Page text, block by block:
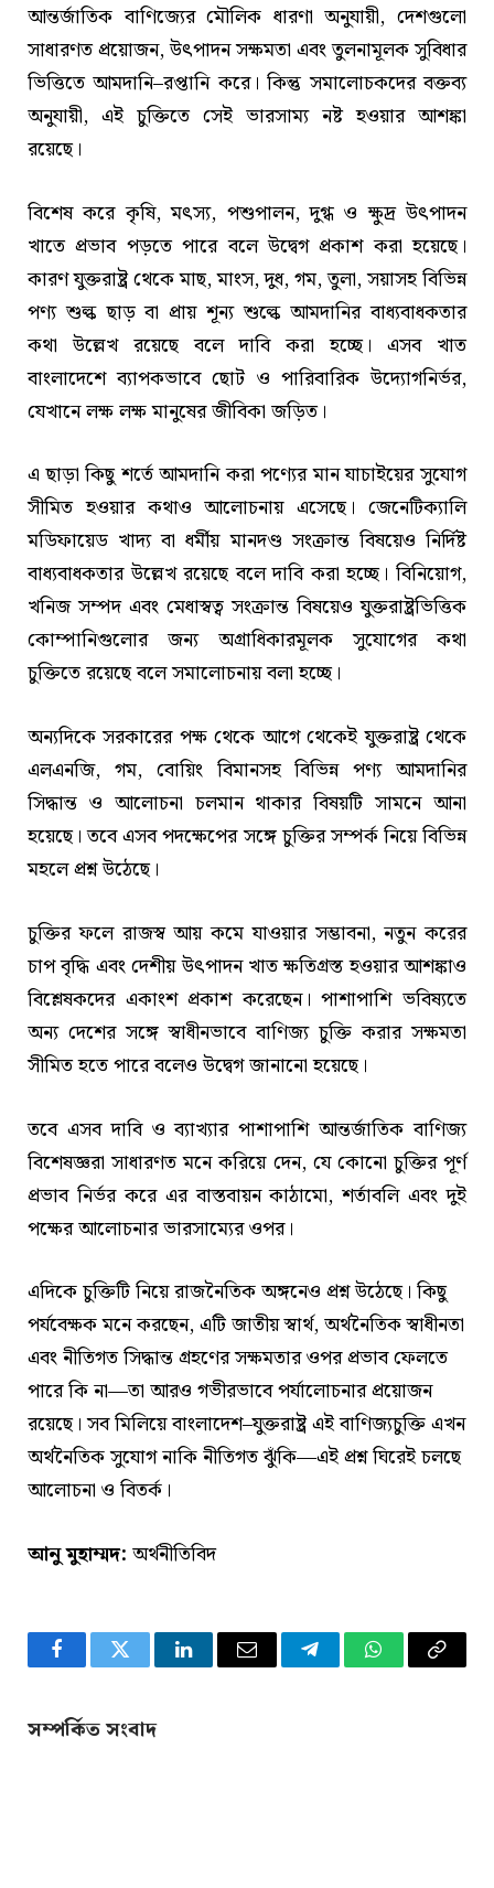
আন্তর্জাতিক বাণিজ্যের মৌলিক ধারণা অনুযায়ী, দেশগুলো
সাধারণত প্রয়োজন, উৎপাদন সক্ষমতা এবং তুলনামূলক সুবিধার
ভিত্তিতে আমদানি–রপ্তানি করে। কিন্তু সমালোচকদের বক্তব্য
অনুযায়ী, এই চুক্তিতে সেই ভারসাম্য নষ্ট হওয়ার আশঙ্কা
রয়েছে।
বিশেষ করে কৃষি, মৎস্য, পশুপালন, দুগ্ধ ও ক্ষুদ্র উৎপাদন
খাতে প্রভাব পড়তে পারে বলে উদ্বেগ প্রকাশ করা হয়েছে।
কারণ যুক্তরাষ্ট্র থেকে মাছ, মাংস, দুধ, গম, তুলা, সয়াসহ বিভিন্ন
পণ্য শুল্ক ছাড় বা প্রায় শূন্য শুল্কে আমদানির বাধ্যবাধকতার
কথা উল্লেখ রয়েছে বলে দাবি করা হচ্ছে। এসব খাত
বাংলাদেশে ব্যাপকভাবে ছোট ও পারিবারিক উদ্যোগনির্ভর,
যেখানে লক্ষ লক্ষ মানুষের জীবিকা জড়িত।
এ ছাড়া কিছু শর্তে আমদানি করা পণ্যের মান যাচাইয়ের সুযোগ
সীমিত হওয়ার কথাও আলোচনায় এসেছে। জেনেটিক্যালি
মডিফায়েড খাদ্য বা ধর্মীয় মানদণ্ড সংক্রান্ত বিষয়েও নির্দিষ্ট
বাধ্যবাধকতার উল্লেখ রয়েছে বলে দাবি করা হচ্ছে। বিনিয়োগ,
খনিজ সম্পদ এবং মেধাস্বত্ব সংক্রান্ত বিষয়েও যুক্তরাষ্ট্রভিত্তিক
কোম্পানিগুলোর জন্য অগ্রাধিকারমূলক সুযোগের কথা
চুক্তিতে রয়েছে বলে সমালোচনায় বলা হচ্ছে।
অন্যদিকে সরকারের পক্ষ থেকে আগে থেকেই যুক্তরাষ্ট্র থেকে
এলএনজি, গম, বোয়িং বিমানসহ বিভিন্ন পণ্য আমদানির
সিদ্ধান্ত ও আলোচনা চলমান থাকার বিষয়টি সামনে আনা
হয়েছে। তবে এসব পদক্ষেপের সঙ্গে চুক্তির সম্পর্ক নিয়ে বিভিন্ন
মহলে প্রশ্ন উঠেছে।
চুক্তির ফলে রাজস্ব আয় কমে যাওয়ার সম্ভাবনা, নতুন করের
চাপ বৃদ্ধি এবং দেশীয় উৎপাদন খাত ক্ষতিগ্রস্ত হওয়ার আশঙ্কাও
বিশ্লেষকদের একাংশ প্রকাশ করেছেন। পাশাপাশি ভবিষ্যতে
অন্য দেশের সঙ্গে স্বাধীনভাবে বাণিজ্য চুক্তি করার সক্ষমতা
সীমিত হতে পারে বলেও উদ্বেগ জানানো হয়েছে।
তবে এসব দাবি ও ব্যাখ্যার পাশাপাশি আন্তর্জাতিক বাণিজ্য
বিশেষজ্ঞরা সাধারণত মনে করিয়ে দেন, যে কোনো চুক্তির পূর্ণ
প্রভাব নির্ভর করে এর বাস্তবায়ন কাঠামো, শর্তাবলি এবং দুই
পক্ষের আলোচনার ভারসাম্যের ওপর।
এদিকে চুক্তিটি নিয়ে রাজনৈতিক অঙ্গনেও প্রশ্ন উঠেছে। কিছু
পর্যবেক্ষক মনে করছেন, এটি জাতীয় স্বার্থ, অর্থনৈতিক স্বাধীনতা
এবং নীতিগত সিদ্ধান্ত গ্রহণের সক্ষমতার ওপর প্রভাব ফেলতে
পারে কি না—তা আরও গভীরভাবে পর্যালোচনার প্রয়োজন
রয়েছে। সব মিলিয়ে বাংলাদেশ–যুক্তরাষ্ট্র এই বাণিজ্যচুক্তি এখন
অর্থনৈতিক সুযোগ নাকি নীতিগত ঝুঁকি—এই প্রশ্ন ঘিরেই চলছে
আলোচনা ও বিতর্ক।
আনু মুহাম্মদ: অর্থনীতিবিদ
FacebookTwitter LinkedInEmail TelegramWhatsApp
Copy
সম্পর্কিত সংবাদ